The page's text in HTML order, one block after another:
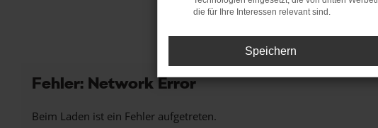
Fehler: Network Error
Beim Laden ist ein Fehler aufgetreten.
die für Ihre Interessen relevant sind.
Speichern